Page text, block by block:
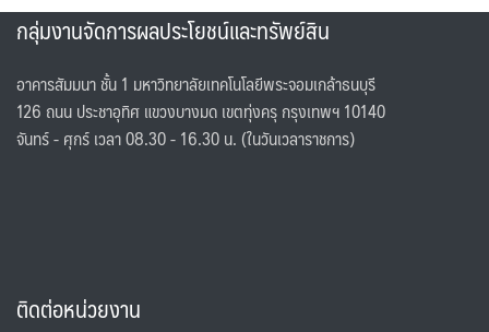
กลุ่มงานจัดการผลประโยชน์และทรัพย์สิน
อาคารสัมมนา ชั้น 1 มหาวิทยาลัยเทคโนโลยีพระจอมเกล้าธนบุรี
126 ถนน ประชาอุทิศ แขวงบางมด เขตทุ่งครุ กรุงเทพฯ 10140
จันทร์ - ศุกร์ เวลา 08.30 - 16.30 น. (ในวันเวลาราชการ)
ติดต่อหน่วยงาน